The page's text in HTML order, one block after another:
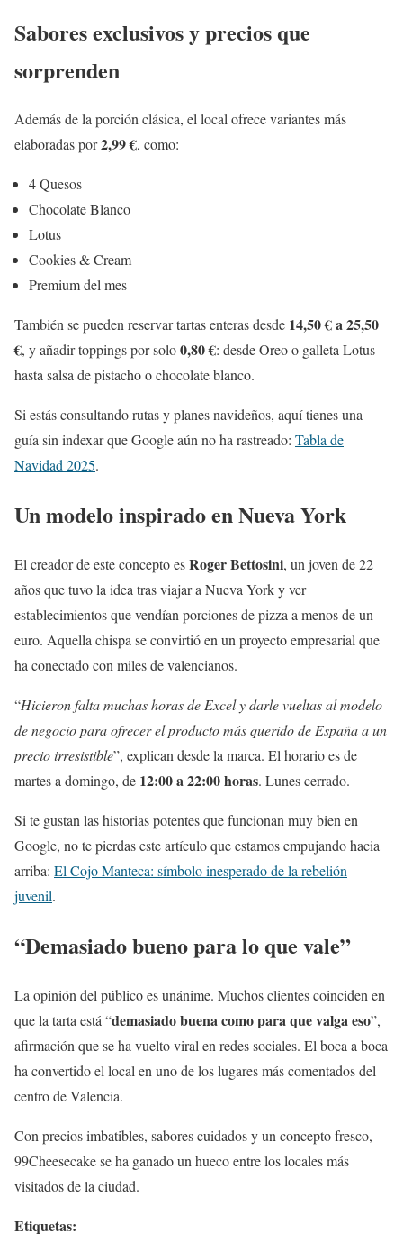
Sabores exclusivos y precios que
sorprenden
Además de la porción clásica, el local ofrece variantes más
elaboradas por2,99 €, como:
4 Quesos
Chocolate Blanco
Lotus
Cookies & Cream
Premium del mes
También se pueden reservar tartas enteras desde 14,50 € a 25,50
€, y añadir toppings por solo0,80 €: desde Oreo o galleta Lotus
hasta salsa de pistacho o chocolate blanco.
Si estás consultando rutas y planes navideños, aquí tienes una
guía sin indexar que Google aún no ha rastreado: Tabla de
Navidad 2025.
Un modelo inspirado en Nueva York
El creador de este concepto esRoger Bettosini, un joven de 22
años que tuvo la idea tras viajar a Nueva York y ver
establecimientos que vendían porciones de pizza a menos de un
euro. Aquella chispa se convirtió en un proyecto empresarial que
ha conectado con miles de valencianos.
“Hicieron falta muchas horas de Excel y darle vueltas al modelo
de negocio para ofrecer el producto más querido de España a un
precio irresistible”, explican desde la marca. El horario es de
martes a domingo, de 12:00 a 22:00 horas. Lunes cerrado.
Si te gustan las historias potentes que funcionan muy bien en
Google, no te pierdas este artículo que estamos empujando hacia
arriba: El Cojo Manteca: símbolo inesperado de la rebelión
juvenil.
“Demasiado bueno para lo que vale”
La opinión del público es unánime. Muchos clientes coinciden en
que la tarta está “demasiado buena como para que valga eso”,
afirmación que se ha vuelto viral en redes sociales. El boca a boca
ha convertido el local en uno de los lugares más comentados del
centro de Valencia.
Con precios imbatibles, sabores cuidados y un concepto fresco,
99Cheesecake se ha ganado un hueco entre los locales más
visitados de la ciudad.
Etiquetas: